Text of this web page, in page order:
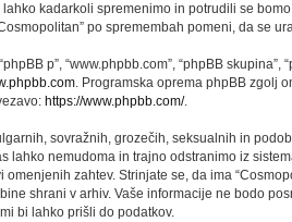
kadarkoli spremenimo in potrudili se
po spremembah pomeni, da se
p”, “www.phpbb.com”, “phpBB skupina”,
. Programska oprema phpBB zgolj
https://www.phpbb.com/.
sovražnih, grozečih, seksualnih in
lahko nemudoma in trajno odstranimo iz
zahtev. Strinjate se, da ima
shrani v arhiv. Vaše informacije ne bodo
bi lahko prišli do podatkov.